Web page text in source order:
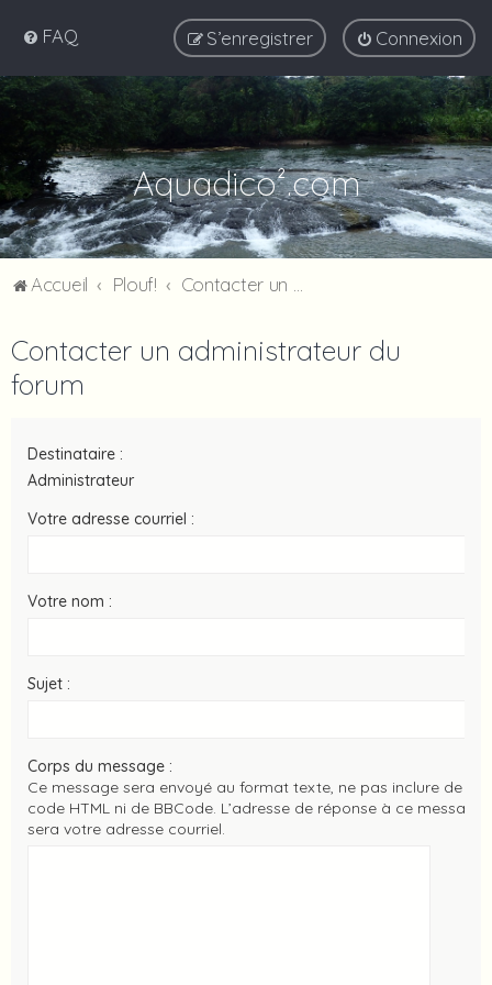
FAQ Connexion
S’enregistrer
Aquadico².com
Accueil Plouf!
Contacter un administrateur du
forum
Destinataire :
Administrateur
Votre adresse courriel :
Votre nom :
Sujet :
Corps du message :
Ce message sera envoyé au format texte, ne pas inclure de
code HTML ni de BBCode. L’adresse de réponse à ce message
sera votre adresse courriel.